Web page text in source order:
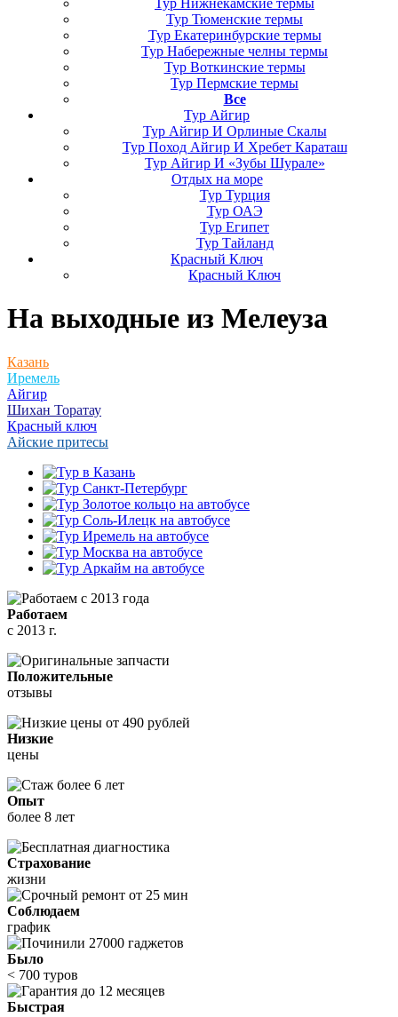
Тур Нижнекамские термы
Тур Тюменские термы
Тур Екатеринбурские термы
Тур Набережные челны термы
Тур Воткинские термы
Тур Пермские термы
Все
Тур Айгир
Тур Айгир И Орлиные Скалы
Тур Поход Айгир И Хребет Караташ
Тур Айгир И «Зубы Шурале»
Отдых на море
Тур Турция
Тур ОАЭ
Тур Египет
Тур Тайланд
Красный Ключ
Красный Ключ
На выходные из Мелеуза
Казань
Иремель
Айгир
Шихан Торатау
Красный ключ
Айские притесы
Работаем
с 2013 г.
Положительные
отзывы
Низкие
цены
Опыт
более 8 лет
Страхование
жизни
Соблюдаем
график
Было
< 700 туров
Быстрая